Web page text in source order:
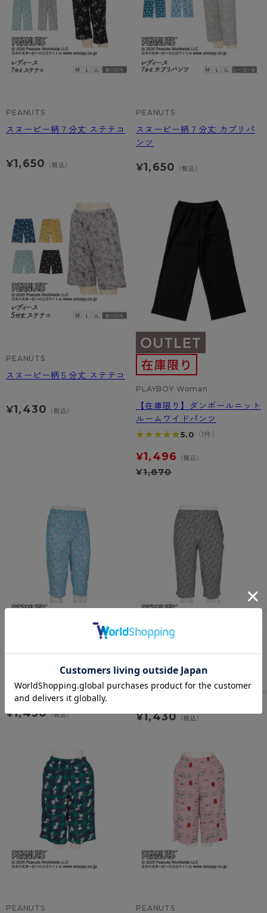
- 着圧タイツ
ソックス・靴下
レギンス・スパッツ
- 長袖（七分袖以上）
- タンクトップ
- カップ付きインナー
みんなの、みんなの。
CLINICAL
ハイジュニ
返品・交換について
お問い合わせについて
PEANUTS
スヌーピー柄７分丈 ステテコ
¥1,650 （税込）
PEANUTS
スヌーピー柄７分丈 カプリパ
ンツ
¥1,650 （税込）
PEANUTS
スヌーピー柄５分丈 ステテコ
¥1,430 （税込）
PLAYBOY Woman
【在庫限り】ダンボールニット
ルームワイドパンツ
★★★★★
★★★★★5.0 （1件）
¥1,496 （税込）
¥1,870
¥1,430（税込）
［メンズ］ステテコ レーヨン
ベア天
¥1,430 （税込）
PEANUTS PEANUTS